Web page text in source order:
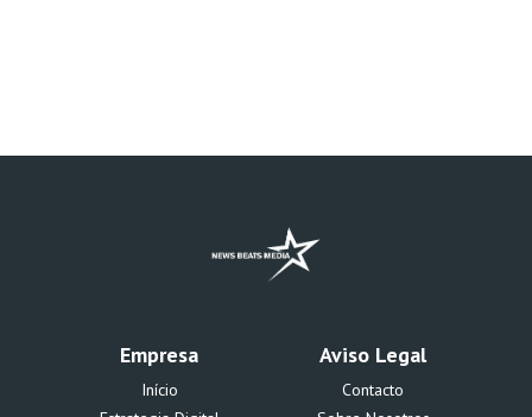
Empresa
Início
Aviso Legal
Contacto